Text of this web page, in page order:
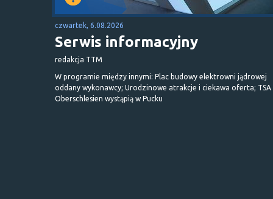
czwartek, 6.08.2026
Serwis informacyjny
redakcja TTM
W programie między innymi: Plac budowy elektrowni jądrowej
oddany wykonawcy; Urodzinowe atrakcje i ciekawa oferta; TSA
Oberschlesien wystąpią w Pucku